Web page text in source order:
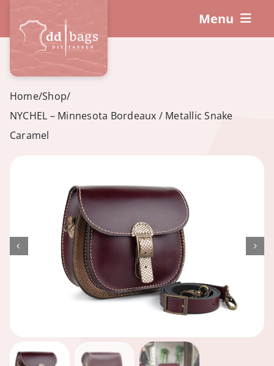
content
Menu
DIY-Sets
So funktioniert’s!
Workshops
Warenkorb
Mein Konto
Home/Shop/
NYCHEL – Minnesota Bordeaux / Metallic Snake
Caramel